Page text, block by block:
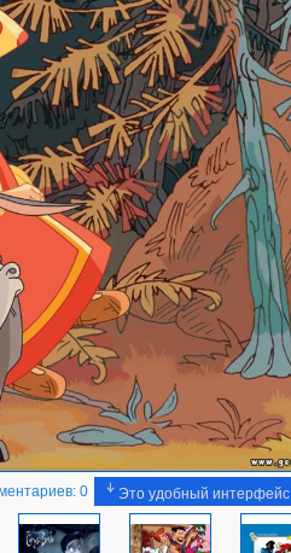
0 Это удобный интерфейс.